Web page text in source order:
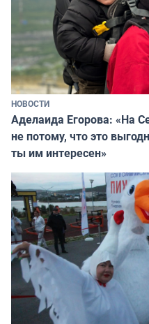
НОВОСТИ
Аделаида Егорова: «На
не потому, что это
ты им интересен»